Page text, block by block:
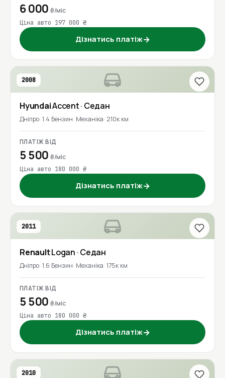
6 000₴/міс
Ціна авто 197 000 ₴
Дізнатись платіж→
2008
HyundaiAccent· Седан
Дніпро 1.4 Бензин Механіка 210к км
ПЛАТІЖ ВІД
5 500₴/міс
Ціна авто 180 000 ₴
Дізнатись платіж→
2011
RenaultLogan · Седан
Дніпро 1.6 Бензин Механіка 175к км
ПЛАТІЖ ВІД
5 500₴/міс
Ціна авто 180 000 ₴
Дізнатись платіж→
2010